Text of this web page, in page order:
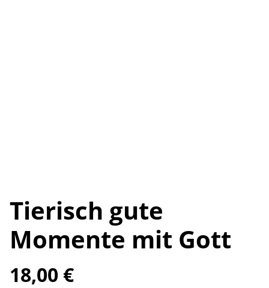
Tierisch gute
Momente mit Gott
18,00 €